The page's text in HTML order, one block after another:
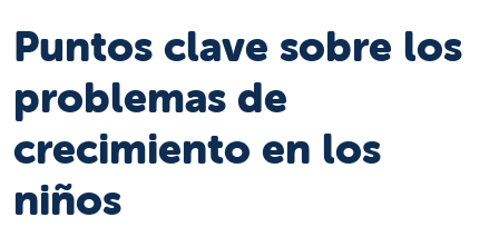
Puntos clave sobre los
problemas de
crecimiento en los
niños